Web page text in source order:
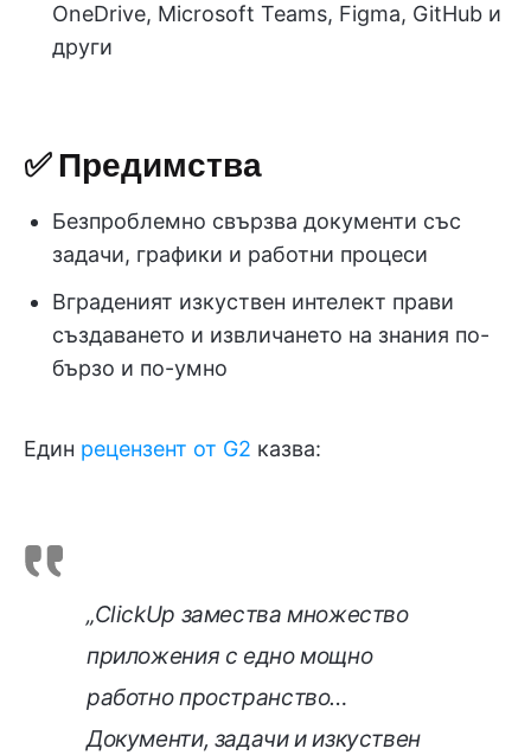
OneDrive, Microsoft Teams, Figma, GitHub и
други
✅ Предимства
Безпроблемно свързва документи със
задачи, графики и работни процеси
Вграденият изкуствен интелект прави
създаването и извличането на знания по-
бързо и по-умно
Един рецензент от G2 казва:
„ClickUp замества множество
приложения с едно мощно
работно пространство…
Документи, задачи и изкуствен